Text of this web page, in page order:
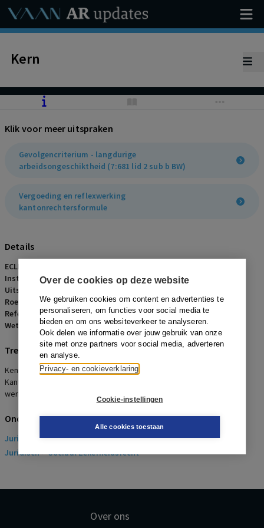
Over de cookies op deze website
We gebruiken cookies om content en advertenties te
personaliseren, om functies voor social media te
bieden en om ons websiteverkeer te analyseren.
Ook delen we informatie over jouw gebruik van onze
site met onze partners voor social media, adverteren
en analyse.
Privacy- en cookieverklaring
Cookie-instellingen
Alle cookies toestaan
Kern
Klik voor meer uitspraken
Gevolgencriterium - langdurige
arbeidsongeschiktheid (7:681 lid 2 sub b BW)
Vergoeding en reflexwerking
kantonrechtersformule
Details
ECLI:
Instantie:Gerechtshof Den Haag
Uitspraakdatum:
Roepnaam:ECLI:NL:GHSGR:2008:BF6960
Referentienummer:AR-2008-0650
Wetsartikelen:7:681 BW
Trefwoorden
Kennelijk onredelijk ontslag, Arbeidsongeschiktheid,
Kantonrechtersformule, Aanhouding nader bewijs causaal verband
werkzaamheden en arbeidsongeschiktheid (tbc)
Onderwerpen
Juridisch> Arbeidsrecht
Juridisch> Sociaal Zekerheidsrecht
Over ons